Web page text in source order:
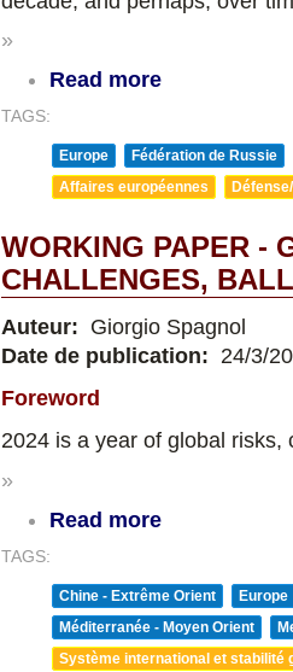
»
Read more
TAGS:
Europe
Fédération de Russie
Affaires européennes
WORKING PAPER -
CHALLENGES,
Auteur: Giorgio Spagnol
Date de publication: 24/3/
Foreword
2024 is a year of global
»
Read more
TAGS:
Chine - Extrême Orient
Europe
Méditerranée - Moyen Orient
Système international et stabilité